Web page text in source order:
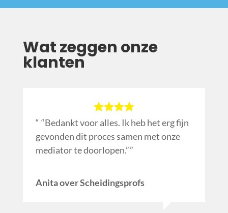
Wat zeggen onze
klanten
“Bedankt voor alles. Ik heb het erg fijn
gevonden dit proces samen met onze
mediator te doorlopen.”
Anita over Scheidingsprofs